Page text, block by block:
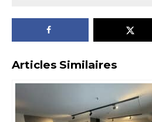
Articles Similaires